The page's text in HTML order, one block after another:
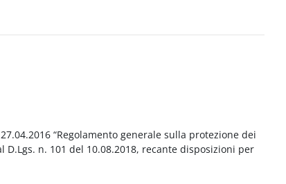
“Regolamento generale sulla protezione dei
D.Lgs. n. 101 del 10.08.2018, recante disposizioni per